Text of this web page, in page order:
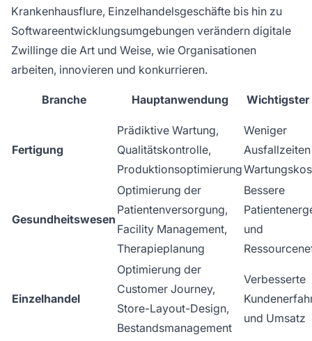
Krankenhausflure, Einzelhandelsgeschäfte bis hin zu
Softwareentwicklungsumgebungen verändern digitale
Zwillinge die Art und Weise, wie Organisationen
arbeiten, innovieren und konkurrieren.
Branche Hauptanwendung Wichtigster
Fertigung
Prädiktive Wartung,
Qualitätskontrolle,
Produktionsoptimierung
Weniger
Gesundheitswesen
Optimierung der
Patientenversorgung,
Facility Management,
Therapieplanung
Bessere
und
Einzelhandel
Optimierung der
Customer Journey,
Store-Layout-Design,
Bestandsmanagement
Verbesserte
und Umsatz